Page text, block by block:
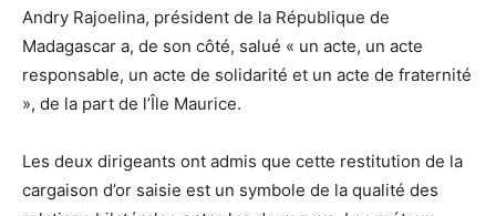
Andry Rajoelina, président de la République de
Madagascar a, de son côté, salué « un acte, un acte
responsable, un acte de solidarité et un acte de fraternité
», de la part de l’Île Maurice.
Les deux dirigeants ont admis que cette restitution de la
cargaison d’or saisie est un symbole de la qualité des